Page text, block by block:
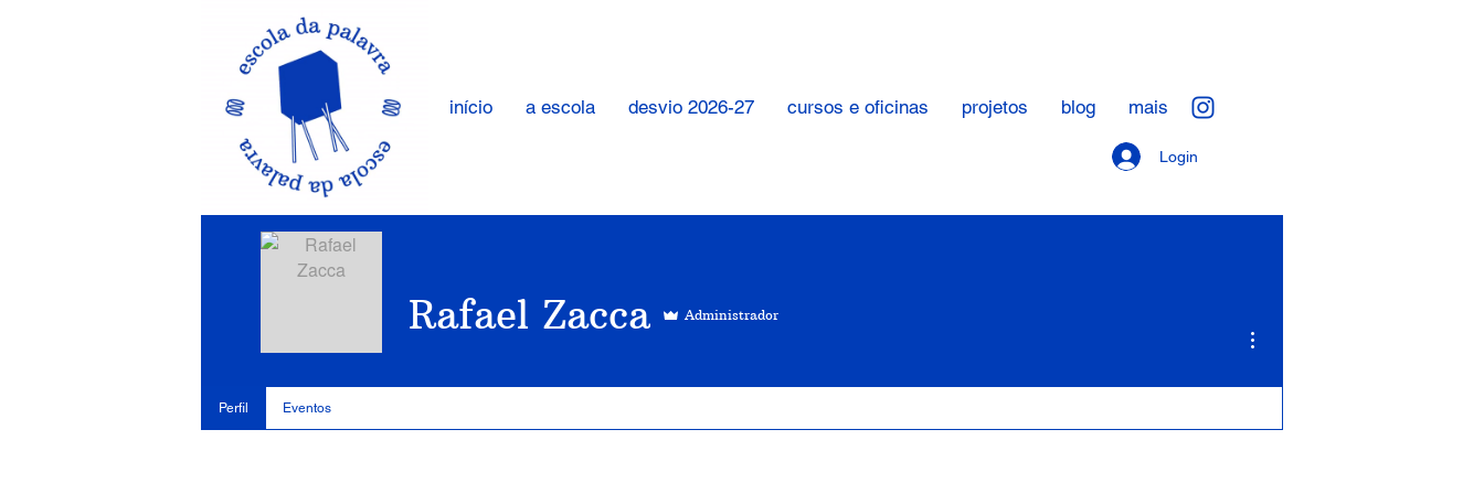
início a escola desvio 2026-27 cursos e oficinas projetos blog mais
Login
Rafael Zacca Administrador
Perfil Eventos